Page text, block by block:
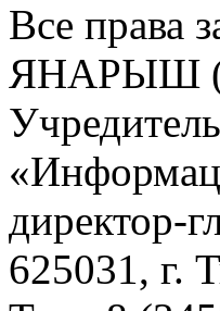
Все права
ЯНАРЫШ
директор-
625031, г.